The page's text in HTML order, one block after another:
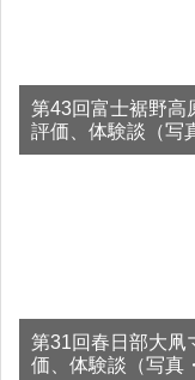
第43回富士裾野高
評価、体験談（写
第31回春日部大凧
価、体験談（写真